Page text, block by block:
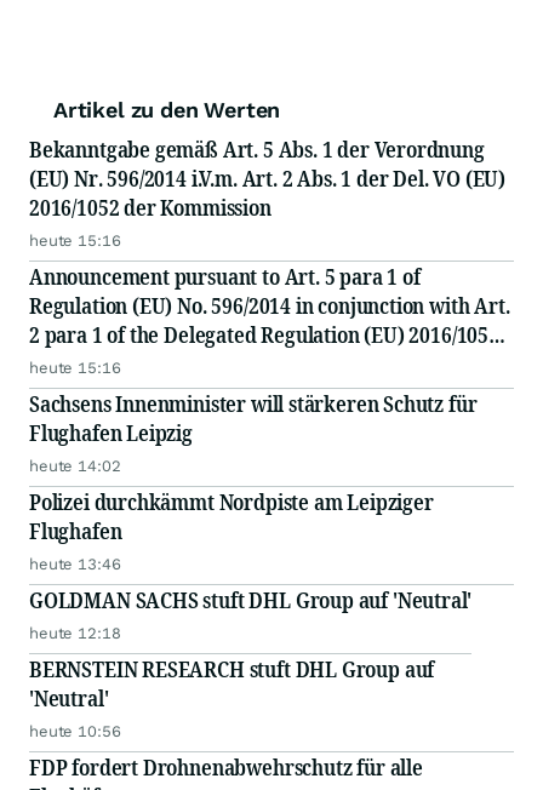
Artikel zu den Werten
Bekanntgabe gemäß Art. 5 Abs. 1 der Verordnung
(EU) Nr. 596/2014 i.V.m. Art. 2 Abs. 1 der Del. VO (EU)
2016/1052 der Kommission
heute 15:16
Announcement pursuant to Art. 5 para 1 of
Regulation (EU) No. 596/2014 in conjunction with Art.
2 para 1 of the Delegated Regulation (EU) 2016/1052
of the Commission
heute 15:16
Sachsens Innenminister will stärkeren Schutz für
Flughafen Leipzig
heute 14:02
Polizei durchkämmt Nordpiste am Leipziger
Flughafen
heute 13:46
GOLDMAN SACHS stuft DHL Group auf 'Neutral'
heute 12:18
BERNSTEIN RESEARCH stuft DHL Group auf
'Neutral'
heute 10:56
FDP fordert Drohnenabwehrschutz für alle